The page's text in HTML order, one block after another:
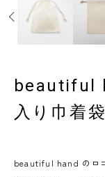
beautiful
入り巾着袋
beautiful hand のロ